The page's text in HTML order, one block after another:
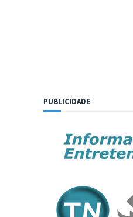
PUBLICIDADE